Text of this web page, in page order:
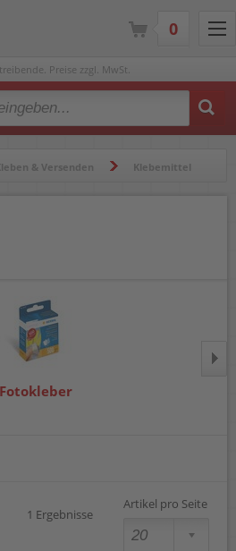
Preise zzgl. MwSt.
results.
& Versenden Klebemittel
Fotokleber
1 Ergebnisse
Artikel pro Seite
0